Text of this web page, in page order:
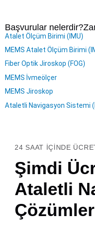
Başvurular nelerdir?
Atalet Ölçüm Birimi (IMU)
MEMS Atalet Ölçüm Birimi
Fiber Optik Jiroskop (FOG)
MEMS İvmeölçer
MEMS Jiroskop
Ataletli Navigasyon Sistemi
24 SAAT IÇINDE
Şimdi
Ataletli